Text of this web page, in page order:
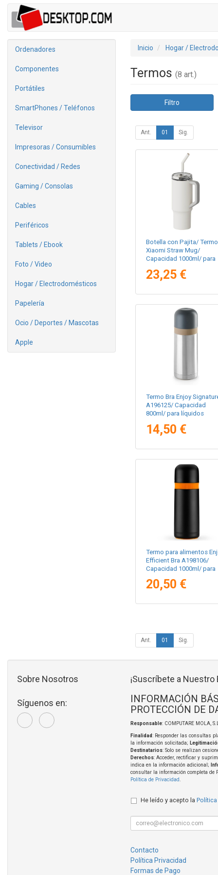
Ordenadores
Componentes
Portátiles
SmartPhones / Teléfonos
Televisor
Impresoras / Consumibles
Conectividad / Redes
Gaming / Consolas
Cables
Periféricos
Tablets / Ebook
Foto / Video
Hogar / Electrodomésticos
Papelería
Ocio / Deportes / Mascotas
Apple
Inicio Hogar /
Termos (8 art.)
Filtro
Ant. 01 Sig.
Botella con Pajita/ Termo
Xiaomi Straw Mug/
Capacidad 1000ml/ para
23,25 €
Termo Bra Enjoy
A196125/ Capacidad
800ml/ para líquidos
14,50 €
Termo para alimentos
Efficient Bra A198106/
Capacidad 1000ml/ para
20,50 €
Ant. 01 Sig.
Sobre Nosotros
Síguenos en:
¡Suscríbete a Nuestro
INFORMACIÓN
PROTECCIÓN DE
Responsable: COMPUTARE MOLA,
Finalidad: Responder las consultas
la información solicitada;
Destinatarios: Solo se realizan
Derechos: Acceder, rectificar y
indica en la información adicional;
consultar la información completa de
Política de Privacidad.
He leído y acepto la Política
Contacto
Política Privacidad
Formas de Pago